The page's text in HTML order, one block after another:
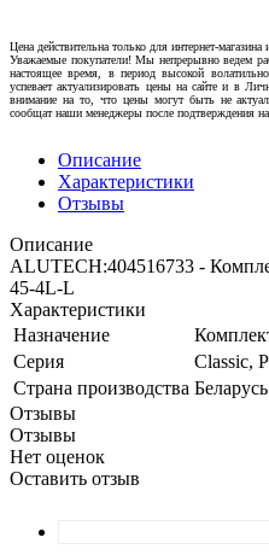
Цена действительна только для интернет-
Уважаемые покупатели! Мы непрерывно ведем
настоящее время, в период высокой
успевает актуализировать цены на сайте и в
внимание на то, что цены могут быть не
сообщат наши менеджеры после подтверждения
Описание
Характеристики
Отзывы
Описание
ALUTECH:404516733 -
45-4L-L
Характеристики
Назначение
Серия
Classic,
Страна производства Беларусь
Отзывы
Отзывы
Нет оценок
Оставить отзыв